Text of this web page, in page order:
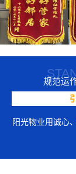
规范运
阳光物业用诚心